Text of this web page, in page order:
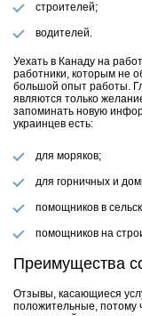
строителей;
водителей.
Уехать в Канаду на
работники, которым не
большой опыт работы.
являются только
запоминать новую
украинцев есть:
для моряков;
для горничных и
помощников в
помощников на
Преимущества
Отзывы, касающиеся
положительные, потому